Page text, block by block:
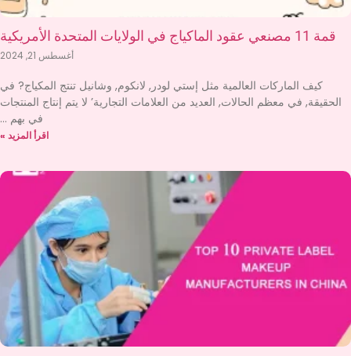
قمة 11 مصنعي عقود الماكياج في الولايات المتحدة الأمريكية
أغسطس 21, 2024
كيف الماركات العالمية مثل إستي لودر, لانكوم, وشانيل تنتج المكياج? في
الحقيقة, في معظم الحالات, العديد من العلامات التجارية’ لا يتم إنتاج المنتجات
في بهم
اقرأ المزيد »